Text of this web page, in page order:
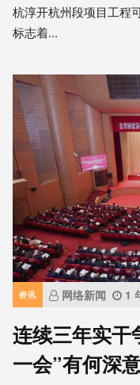
杭淳开杭州段项目工程
标志着...
侨讯 网络新闻 1
连续三年实干
一会”有何深